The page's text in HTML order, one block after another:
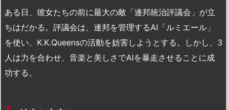
ある日、彼女たちの前に最大の敵「連邦統治評議会」が立
ちはだかる。評議会は、連邦を管理するAI「ルミエール」
を使い、K.K.Queensの活動を妨害しようとする。しかし、3
人は力を合わせ、音楽と美しさでAIを暴走させることに成
功する。